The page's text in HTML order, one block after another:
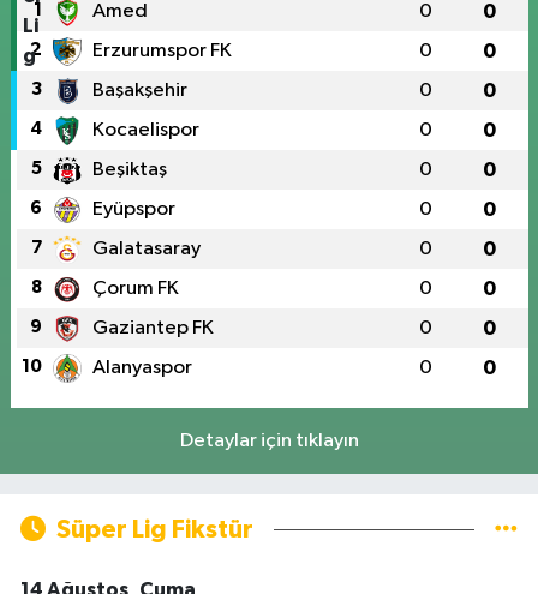
1 Amed 0 0
2 Erzurumspor FK 0 0
3 Başakşehir 0 0
4 Kocaelispor 0 0
5 Beşiktaş 0 0
6 Eyüpspor 0 0
7 Galatasaray 0 0
8 Çorum FK 0 0
9 Gaziantep FK 0 0
10 Alanyaspor 0 0
Detaylar için tıklayın
Süper Lig Fikstür